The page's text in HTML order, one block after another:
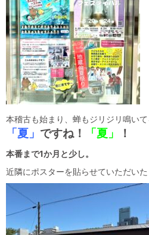
本稽古も始まり、蝉もジリジリ鳴いて
「夏」 ですね！ 「夏」 ！
本番まで1か月と少し。
近隣にポスターを貼らせていただいた